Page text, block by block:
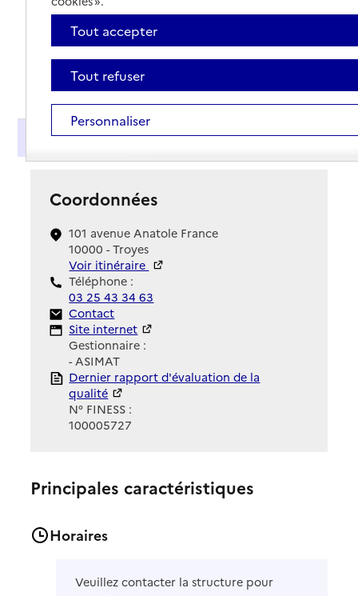
Présentation
Coordonnées
101 avenue Anatole France
10000 - Troyes
Voir itinéraire
Téléphone :
03 25 43 34 63
Contact
Contact
Site Internet
Site internet
Gestionnaire :
- ASIMAT
Rapport HAS
Dernier rapport d'évaluation de la
qualité
N° FINESS :
100005727
Principales caractéristiques
Horaires
Veuillez contacter la structure pour
Tout accepter
Tout refuser
Personnaliser